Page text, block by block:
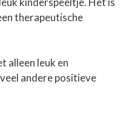
therapeutische
alleen leuk en
andere positieve